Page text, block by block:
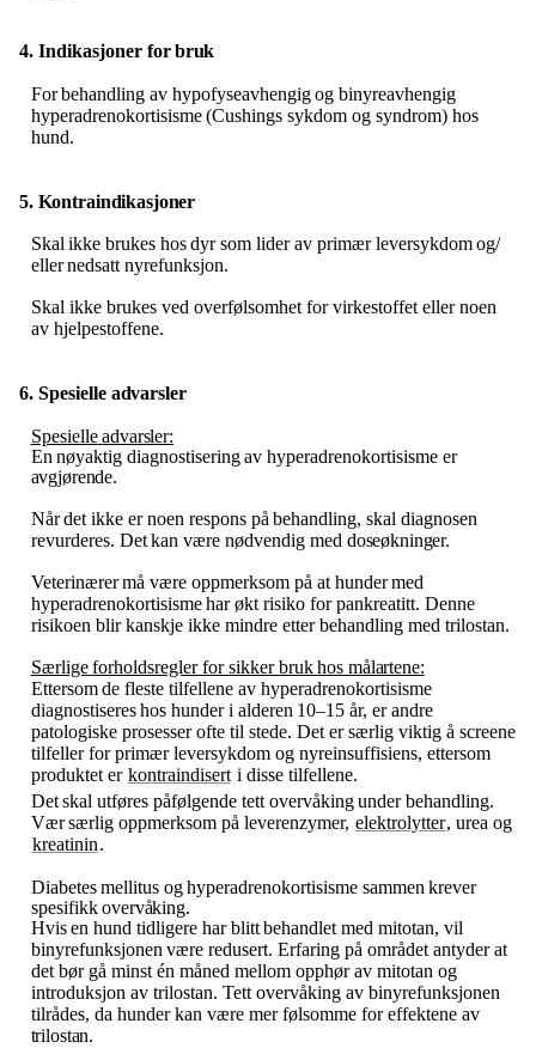
4. Indikasjoner for bruk
For behandling av hypofyseavhengig og binyreavhengig
hyperadrenokortisisme (Cushings sykdom og syndrom) hos
hund.
5. Kontraindikasjoner
Skal ikke brukes hos dyr som lider av primær leversykdom og​/​
eller nedsatt nyrefunksjon.
Skal ikke brukes ved overfølsomhet for virkestoffet eller noen
av hjelpestoffene.
6. Spesielle advarsler
Spesielle advarsler:
En nøyaktig diagnostisering av hyperadrenokortisisme er
avgjørende.
Når det ikke er noen respons på behandling, skal diagnosen
revurderes. Det kan være nødvendig med doseøkninger.
Veterinærer må være oppmerksom på at hunder med
hyperadrenokortisisme har økt risiko for pankreatitt. Denne
risikoen blir kanskje ikke mindre etter behandling med trilostan.
Særlige forholdsregler for sikker bruk hos målartene:
Ettersom de fleste tilfellene av hyperadrenokortisisme
diagnostiseres hos hunder i alderen 10–15 år, er andre
patologiske prosesser ofte til stede. Det er særlig viktig å screene
tilfeller for primær leversykdom og nyreinsuffisiens, ettersom
produktet er kontraindisert i disse tilfellene.
Det skal utføres påfølgende tett overvåking under behandling.
Vær særlig oppmerksom på leverenzymer, elektrolytter, urea og
kreatinin.
Diabetes mellitus og hyperadrenokortisisme sammen krever
spesifikk overvåking.
Hvis en hund tidligere har blitt behandlet med mitotan, vil
binyrefunksjonen være redusert.Erfaring på området antyder at
det bør gå minst én måned mellom opphør av mitotan og
introduksjon av trilostan. Tett overvåking av binyrefunksjonen
tilrådes, da hunder kan være mer følsomme for effektene av
trilostan.